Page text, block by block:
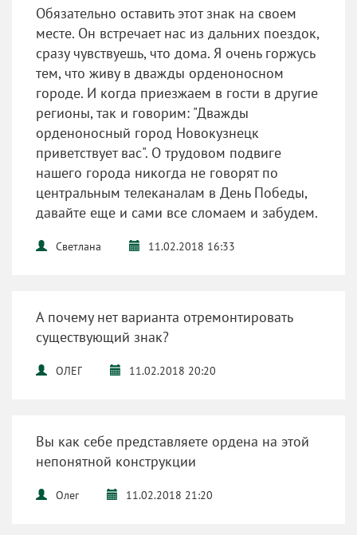
Обязательно оставить этот знак на своем
месте. Он встречает нас из дальних поездок,
сразу чувствуешь, что дома. Я очень горжусь
тем, что живу в дважды орденоносном
городе. И когда приезжаем в гости в другие
регионы, так и говорим: "Дважды
орденоносный город Новокузнецк
приветствует вас". О трудовом подвиге
нашего города никогда не говорят по
центральным телеканалам в День Победы,
давайте еще и сами все сломаем и забудем.
Светлана 11.02.2018 16:33
А почему нет варианта отремонтировать
существующий знак?
ОЛЕГ 11.02.2018 20:20
Вы как себе представляете ордена на этой
непонятной конструкции
Олег 11.02.2018 21:20